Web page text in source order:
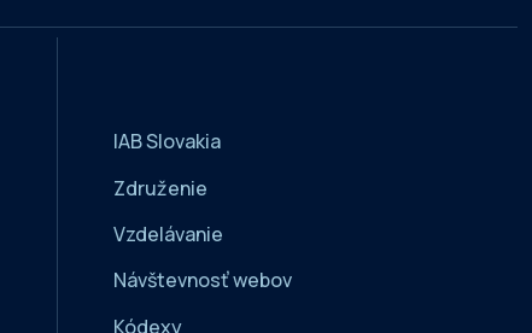
IAB Slovakia
Združenie
Vzdelávanie
Návštevnosť webov
Kódexy